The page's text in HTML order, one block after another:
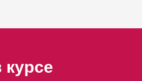
курсе